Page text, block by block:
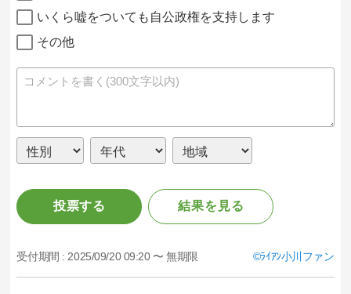
いくら嘘をついても自公政権を支持します
その他
投票する 結果を見る
受付期間 : 2025/09/20 09:20 〜 無期限 ﾗｲｱﾝ小川ファン